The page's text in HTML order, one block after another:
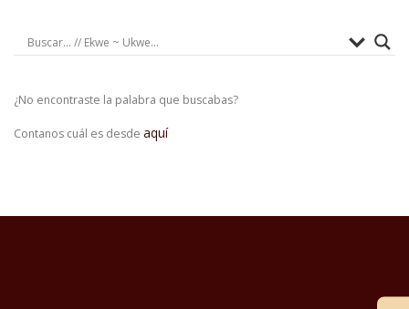
¿No encontraste la palabra que buscabas?
Contanos cuál es desde aquí